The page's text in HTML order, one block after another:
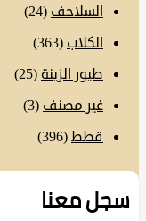
السلاحف(24)
الكلاب(363)
طيور الزينة (25)
غير مصنف(3)
قطط
(396)
معنا